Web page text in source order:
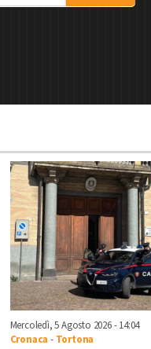
Mercoledì, 5 Agosto 2026 - 14:04
Cronaca - Tortona